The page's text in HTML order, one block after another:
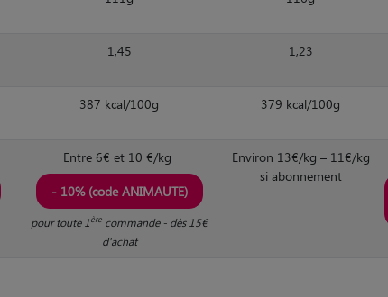
1,45 1,23
387 kcal/100g 379 kcal/100g
Entre 6€ et 10 €/kg
- 10% (code ANIMAUTE)
pour toute 1ère commande - dès 15€
d'achat
Environ 13€/kg – 11€/kg
si abonnement